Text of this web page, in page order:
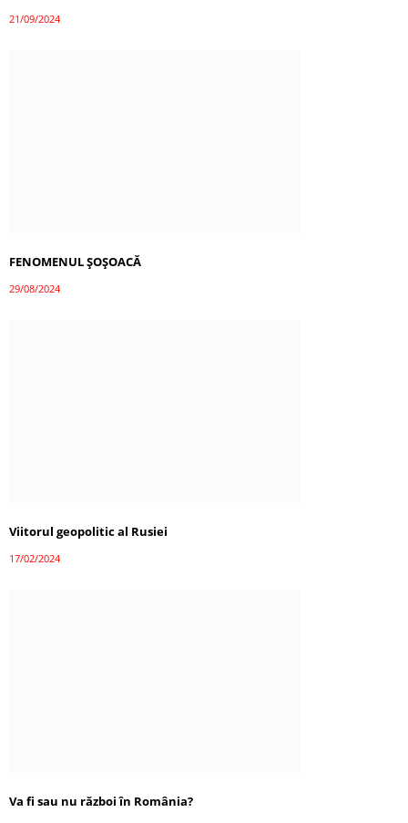
21/09/2024
FENOMENUL ȘOȘOACĂ
29/08/2024
Viitorul geopolitic al Rusiei
17/02/2024
Va fi sau nu război în România?